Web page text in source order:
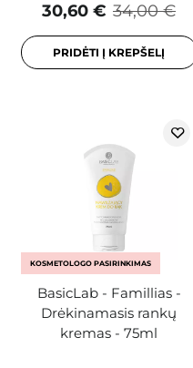
34,00 €
30,60 €
PRIDĖTI Į KREPŠELĮ
KOSMETOLOGO PASIRINKIMAS
BasicLab - Famillias -
Drėkinamasis rankų
kremas - 75ml